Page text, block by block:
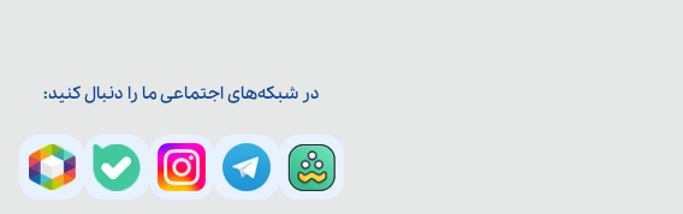
در شبکه‌های اجتماعی ما را دنبال کنید: